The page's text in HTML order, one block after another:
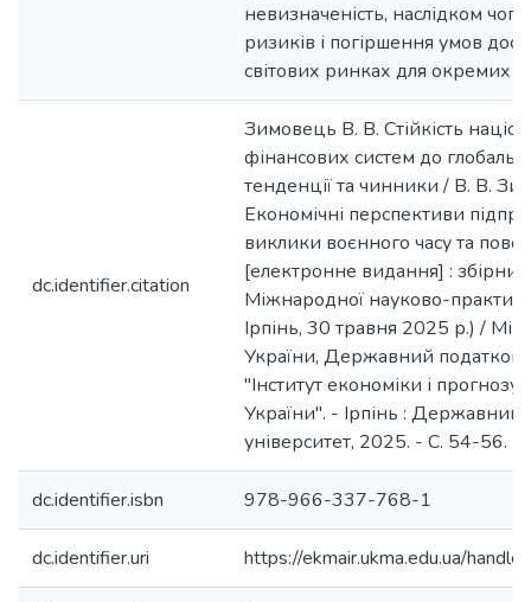
невизначеність, наслідком
ризиків і погіршення умов
світових ринках для окремих
dc.identifier.citation
Зимовець В. В. Стійкість
фінансових систем до
тенденції та чинники / В. В.
Економічні перспективи
виклики воєнного часу та
[електронне видання] : збірник
Міжнародної науково-
Ірпінь, 30 травня 2025 р.) /
України, Державний
"Інститут економіки і
України". - Ірпінь : Державний
університет, 2025. - С. 54-56.
dc.identifier.isbn 978-966-337-768-1
dc.identifier.uri https://ekmair.ukma.edu.ua/